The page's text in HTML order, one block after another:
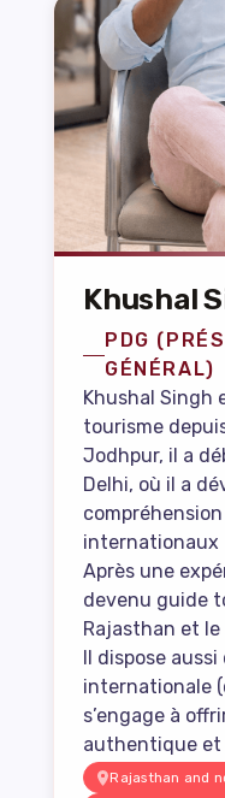
Khushal
PDG
GÉNÉRAL)
Khushal Singh
tourisme
Jodhpur, il a
Delhi, où il a
internationaux
Après une
devenu guide
Rajasthan et le
Il dispose
internationale
s’engage à
authentique et
Rajasthan and